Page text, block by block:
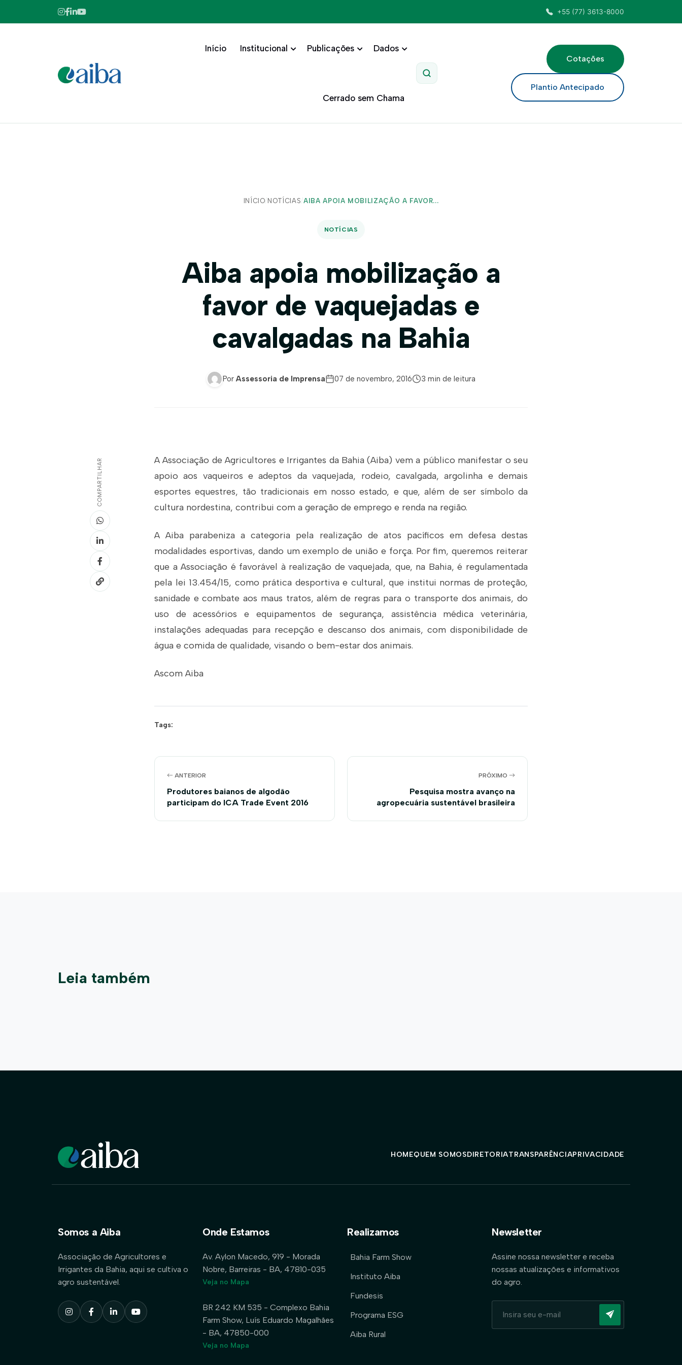
+55 (77) 3613-8000
Início Institucional Publicações Dados
Cerrado sem Chama
Pesquisar
Cotações
Plantio Antecipado
INÍCIO/ NOTÍCIAS/AIBA APOIA MOBILIZAÇÃO A FAVOR...
NOTÍCIAS
Aiba apoia mobilização a
favor de vaquejadas e
cavalgadas na Bahia
Por Assessoria de Imprensa 07 de novembro, 2016 3 min de leitura
COMPARTILHAR
A Associação de Agricultores e Irrigantes da Bahia (Aiba) vem a público manifestar o seu
apoio aos vaqueiros e adeptos da vaquejada, rodeio, cavalgada, argolinha e demais
esportes equestres, tão tradicionais em nosso estado, e que, além de ser símbolo da
cultura nordestina, contribui com a geração de emprego e renda na região.
A Aiba parabeniza a categoria pela realização de atos pacíficos em defesa destas
modalidades esportivas, dando um exemplo de união e força. Por fim, queremos reiterar
que a Associação é favorável à realização de vaquejada, que, na Bahia, é regulamentada
pela lei 13.454/15, como prática desportiva e cultural, que institui normas de proteção,
sanidade e combate aos maus tratos, além de regras para o transporte dos animais, do
uso de acessórios e equipamentos de segurança, assistência médica veterinária,
instalações adequadas para recepção e descanso dos animais, com disponibilidade de
água e comida de qualidade, visando o bem-estar dos animais.
Ascom Aiba
Tags:
ANTERIOR
Produtores baianos de algodão
participam do ICA Trade Event 2016
PRÓXIMO
Pesquisa mostra avanço na
agropecuária sustentável brasileira
Leia também
HOMEQUEM SOMOSDIRETORIATRANSPARÊNCIAPRIVACIDADE
Somos a Aiba
Associação de Agricultores e
Irrigantes da Bahia, aqui se cultiva o
agro sustentável.
Onde Estamos
Av. Aylon Macedo, 919 - Morada
Nobre, Barreiras - BA, 47810-035
Veja no Mapa
BR 242 KM 535 - Complexo Bahia
Farm Show, Luís Eduardo Magalhães
- BA, 47850-000
Veja no Mapa
Realizamos
Bahia Farm Show
Instituto Aiba
Fundesis
Programa ESG
Aiba Rural
Newsletter
Assine nossa newsletter e receba
nossas atualizações e informativos
do agro.